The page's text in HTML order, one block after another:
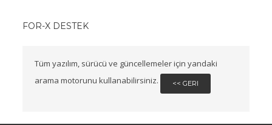
FOR-X DESTEK
Tüm yazılım, sürücü ve güncellemeler için yandaki
arama motorunu kullanabilirsiniz.
<< GERI